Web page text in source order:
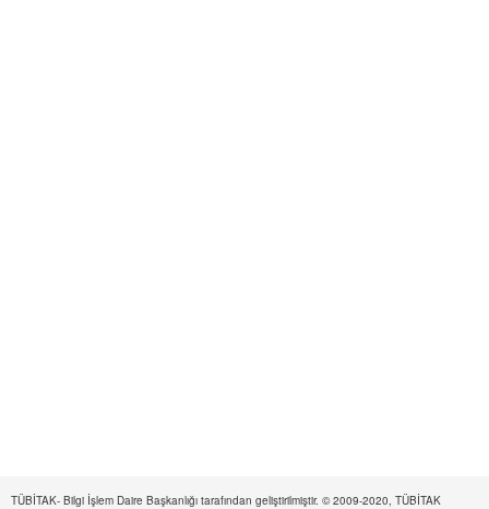
TÜBİTAK- Bilgi İşlem Daire Başkanlığı tarafından geliştirilmiştir. © 2009-2020, TÜBİTAK